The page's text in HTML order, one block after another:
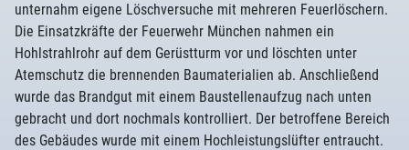
unternahm eigene Löschversuche mit mehreren Feuerlöschern.
Die Einsatzkräfte der Feuerwehr München nahmen ein
Hohlstrahlrohr auf dem Gerüstturm vor und löschten unter
Atemschutz die brennenden Baumaterialien ab. Anschließend
wurde das Brandgut mit einem Baustellenaufzug nach unten
gebracht und dort nochmals kontrolliert. Der betroffene Bereich
des Gebäudes wurde mit einem Hochleistungslüfter entraucht.